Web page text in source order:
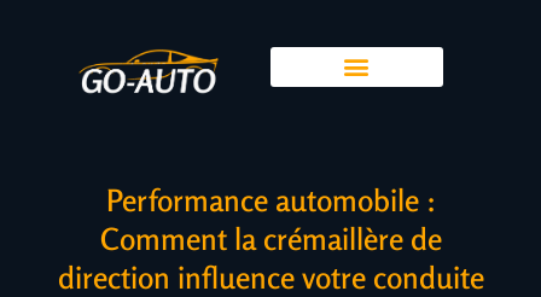
Performance automobile :
Comment la crémaillère de
direction influence votre conduite